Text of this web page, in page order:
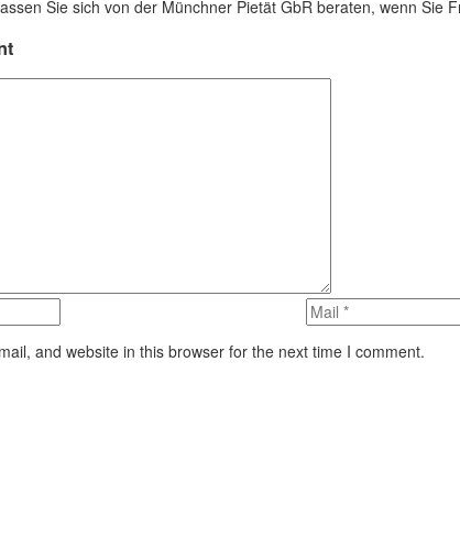
Sie sich von der Münchner Pietät GbR beraten, wenn Sie
and website in this browser for the next time I comment.